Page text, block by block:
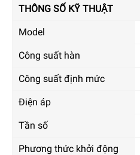
THÔNG SỐ KỸ THUẬT
Model
Công suất hàn
Công suất định mức
Điện áp
Tần số
Phương thức khởi động